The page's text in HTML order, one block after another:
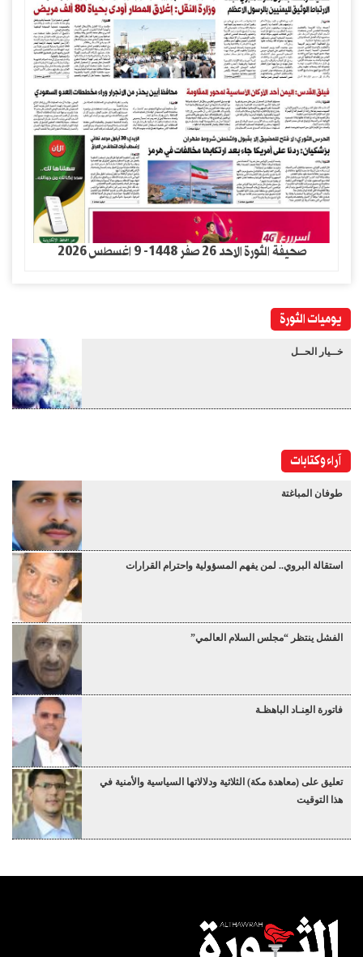
صحيفة الثورة الاحد 26 صفر 1448- 9 اغسطس 2026
يوميات الثورة
خــيار الحــل
آراء وكتابات
طوفان المباغتة
استقالة البروي.. لمن يفهم المسؤولية واحترام القرارات
الفشل ينتظر “مجلس السلام العالمي”
فاتورة العِنـاد الباهظـة
تعليق على (معاهدة مكة) الثلاثية ودلالاتها السياسية والأمنية في
هذا التوقيت